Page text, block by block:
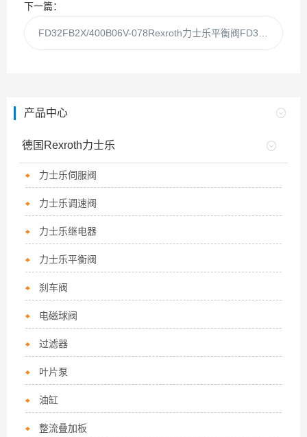
下一篇：
产品中心
德国Rexroth力士乐
力士乐伺服阀
力士乐调速阀
力士乐继电器
力士乐平衡阀
刹车阀
电磁球阀
过滤器
叶片泵
油缸
整流叠加板